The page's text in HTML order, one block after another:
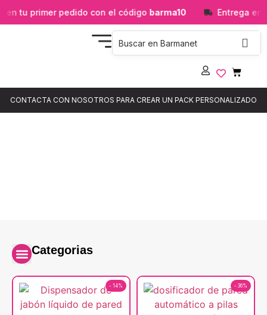
en tu primer pedido con el códigobarma10 Entrega en
CONTACTA CON NOSOTROS PARA CREAR UN PACK PERSONALIZADO
Categorias
- 14% - 36%